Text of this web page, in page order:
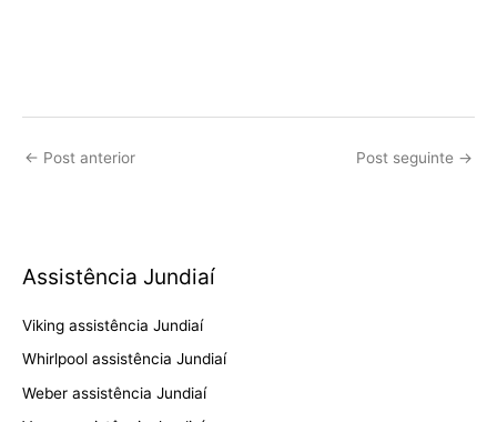
← Post anterior Post seguinte →
Assistência Jundiaí
Viking assistência Jundiaí
Whirlpool assistência Jundiaí
Weber assistência Jundiaí